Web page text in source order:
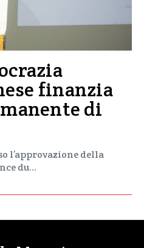
finanzia
di
l’approvazione della
du…